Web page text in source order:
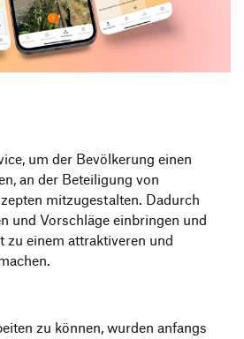
M.A.
um der Bevölkerung einen
an der Beteiligung von
mitzugestalten. Dadurch
und Vorschläge einbringen und
einem attraktiveren und
zu können, wurden anfangs